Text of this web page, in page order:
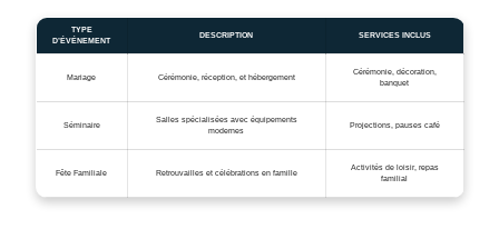
TYPE
D’ÉVÉNEMENT
DESCRIPTION SERVICES INCLUS
Mariage Cérémonie, réception, et hébergement
Cérémonie, décoration,
banquet
Séminaire
Salles spécialisées avec équipements
modernes
Projections, pauses café
Fête Familiale Retrouvailles et célébrations en famille
Activités de loisir, repas
familial